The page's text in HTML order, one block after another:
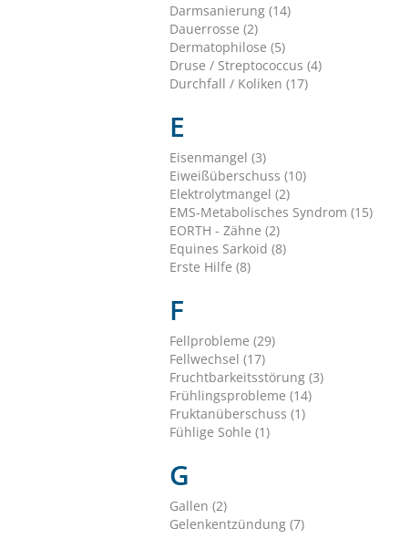
Darmsanierung (14)
Dauerrosse (2)
Dermatophilose (5)
Druse / Streptococcus (4)
Durchfall / Koliken (17)
E
Eisenmangel (3)
Eiweißüberschuss (10)
Elektrolytmangel (2)
EMS-Metabolisches Syndrom (15)
EORTH - Zähne (2)
Equines Sarkoid (8)
Erste Hilfe (8)
F
Fellprobleme (29)
Fellwechsel (17)
Fruchtbarkeitsstörung (3)
Frühlingsprobleme (14)
Fruktanüberschuss (1)
Fühlige Sohle (1)
G
Gallen (2)
Gelenkentzündung (7)